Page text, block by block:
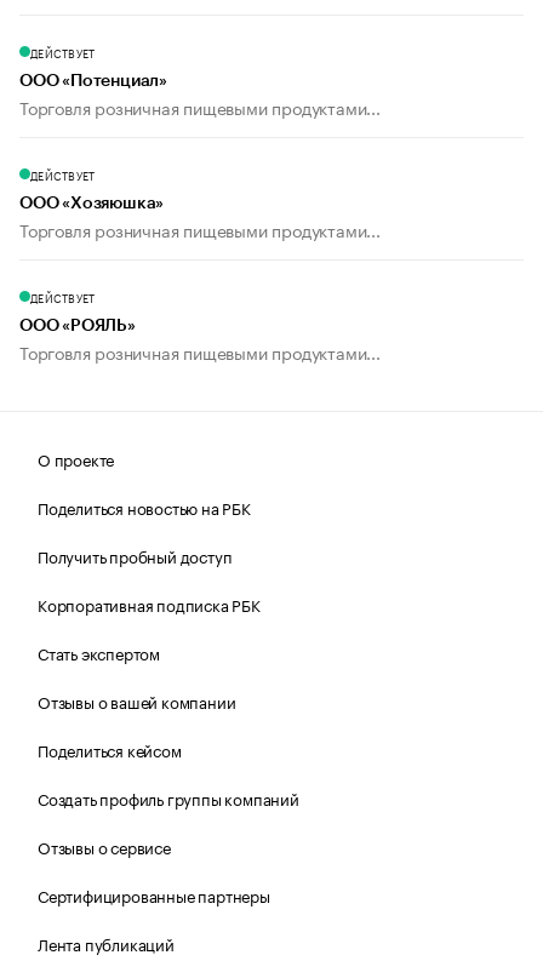
ДЕЙСТВУЕТ
ООО «Потенциал»
Торговля розничная пищевыми продуктами...
ДЕЙСТВУЕТ
ООО «Хозяюшка»
Торговля розничная пищевыми продуктами...
ДЕЙСТВУЕТ
ООО «РОЯЛЬ»
Торговля розничная пищевыми продуктами...
О проекте
Поделиться новостью на РБК
Получить пробный доступ
Корпоративная подписка РБК
Стать экспертом
Отзывы о вашей компании
Поделиться кейсом
Создать профиль группы компаний
Отзывы о сервисе
Сертифицированные партнеры
Лента публикаций